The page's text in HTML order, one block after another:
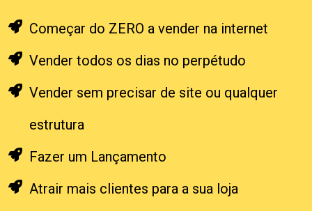
Começar do ZERO a vender na internet
Vender todos os dias no perpétudo
Vender sem precisar de site ou qualquer
estrutura
Fazer um Lançamento
Atrair mais clientes para a sua loja